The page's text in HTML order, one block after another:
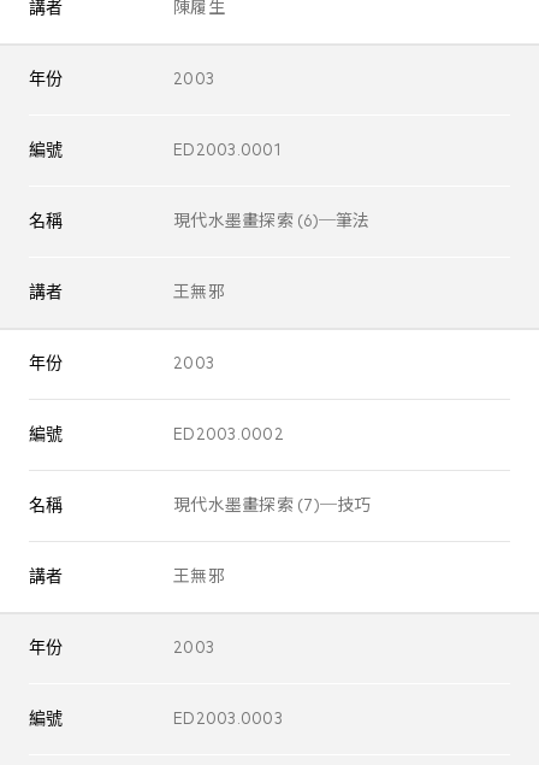
講者 陳履生
年份 2003
編號 ED2003.0001
名稱 現代水墨畫探索 (6)─筆法
講者 王無邪
年份 2003
編號 ED2003.0002
名稱 現代水墨畫探索 (7)─技巧
講者 王無邪
年份 2003
編號 ED2003.0003